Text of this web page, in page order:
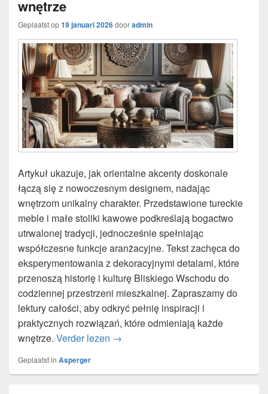
wnętrze
Geplaatst op19 januari 2026dooradmin
Artykuł ukazuje, jak orientalne akcenty doskonale
łączą się z nowoczesnym designem, nadając
wnętrzom unikalny charakter. Przedstawione tureckie
meble i małe stoliki kawowe podkreślają bogactwo
utrwalonej tradycji, jednocześnie spełniając
współczesne funkcje aranżacyjne. Tekst zachęca do
eksperymentowania z dekoracyjnymi detalami, które
przenoszą historię i kulturę Bliskiego Wschodu do
codziennej przestrzeni mieszkalnej. Zapraszamy do
lektury całości, aby odkryć pełnię inspiracji i
praktycznych rozwiązań, które odmieniają każde
wnętrze. Verder lezen Orientalny szyk: jak tureckie meble
→
Geplaatst in Asperger